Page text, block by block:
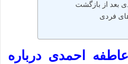
بعد از بازگشت
فردی
احمدی درباره